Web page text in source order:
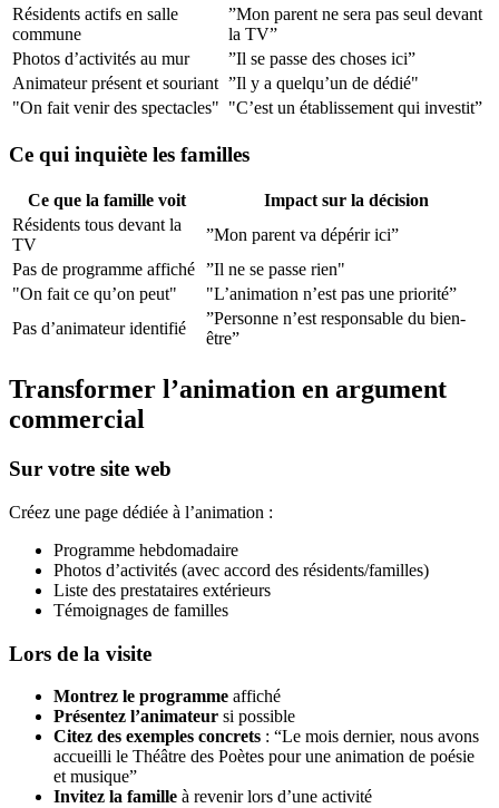
Résidents actifs en salle
commune
”Mon parent ne sera pas seul devant
la TV”
Photos d’activités au mur
”Il se passe des choses ici”
Animateur présent et souriant ”Il y a quelqu’un de dédié"
"On fait venir des spectacles" "C’est un établissement qui investit”
Ce qui inquiète les familles
Ce que la famille voit
Impact sur la décision
Résidents tous devant la
TV
”Mon parent va dépérir ici”
Pas de programme affiché ”Il ne se passe rien"
"On fait ce qu’on peut"
"L’animation n’est pas une priorité”
Pas d’animateur identifié
”Personne n’est responsable du bien-
être”
Transformer l’animation en argument
commercial
Sur votre site web
Créez une page dédiée à l’animation :
Programme hebdomadaire
Photos d’activités (avec accord des résidents/familles)
Liste des prestataires extérieurs
Témoignages de familles
Lors de la visite
Montrez le programme affiché
Présentez l’animateur si possible
Citez des exemples concrets : “Le mois dernier, nous avons
accueilli le Théâtre des Poètes pour une animation de poésie
et musique”
Invitez la famille à revenir lors d’une activité